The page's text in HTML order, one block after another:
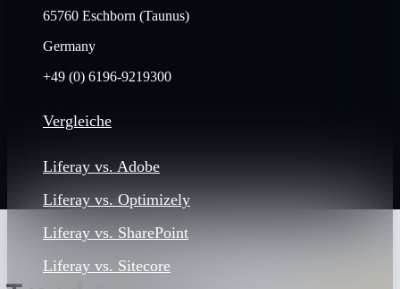
65760 Eschborn (Taunus)
Germany
+49 (0) 6196-9219300
Vergleiche
Liferay vs. Adobe
Liferay vs. Optimizely
Liferay vs. SharePoint
Liferay vs. Sitecore